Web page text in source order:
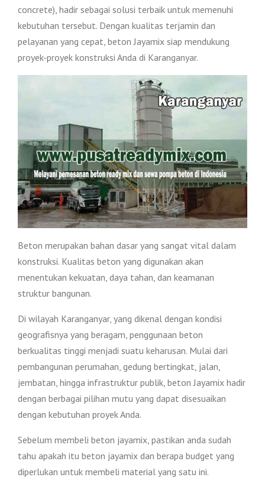
concrete), hadir sebagai solusi terbaik untuk memenuhi
kebutuhan tersebut. Dengan kualitas terjamin dan
pelayanan yang cepat, beton Jayamix siap mendukung
proyek-proyek konstruksi Anda di Karanganyar.
Beton merupakan bahan dasar yang sangat vital dalam
konstruksi. Kualitas beton yang digunakan akan
menentukan kekuatan, daya tahan, dan keamanan
struktur bangunan.
Di wilayah Karanganyar, yang dikenal dengan kondisi
geografisnya yang beragam, penggunaan beton
berkualitas tinggi menjadi suatu keharusan. Mulai dari
pembangunan perumahan, gedung bertingkat, jalan,
jembatan, hingga infrastruktur publik, beton Jayamix hadir
dengan berbagai pilihan mutu yang dapat disesuaikan
dengan kebutuhan proyek Anda.
Sebelum membeli beton jayamix, pastikan anda sudah
tahu apakah itu beton jayamix dan berapa budget yang
diperlukan untuk membeli material yang satu ini.